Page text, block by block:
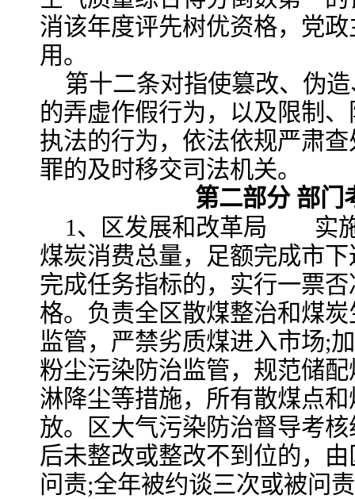
消该年度评先树优资格，党
用。
第十二条对指使篡改、伪
的弄虚作假行为，以及限制
执法的行为，依法依规严肃
罪的及时移交司法机关。
第二部分 部门
1、区发展和改革局 实施
煤炭消费总量，足额完成市
完成任务指标的，实行一票
格。负责全区散煤整治和煤
监管，严禁劣质煤进入市场;
粉尘污染防治监管，规范储
淋降尘等措施，所有散煤点
放。区大气污染防治督导考
后未整改或整改不到位的，
问责;全年被约谈三次或被问